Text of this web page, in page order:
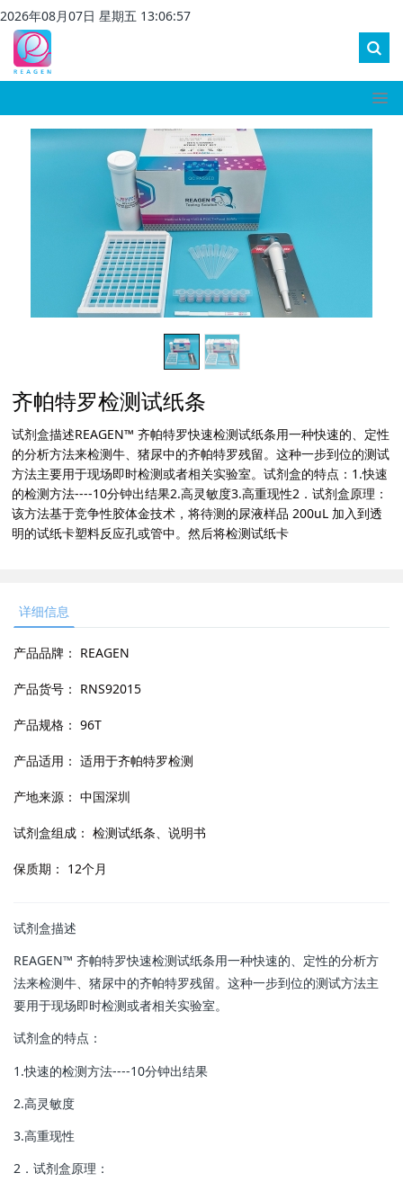
2026年08月07日 星期五 13:06:57
齐帕特罗检测试纸条
试剂盒描述REAGEN™ 齐帕特罗快速检测试纸条用一种快速的、定性
的分析方法来检测牛、猪尿中的齐帕特罗残留。这种一步到位的测试
方法主要用于现场即时检测或者相关实验室。试剂盒的特点：1.快速
的检测方法----10分钟出结果2.高灵敏度3.高重现性2．试剂盒原理：
该方法基于竞争性胶体金技术，将待测的尿液样品 200uL 加入到透
明的试纸卡塑料反应孔或管中。然后将检测试纸卡
详细信息
产品品牌： REAGEN
产品货号： RNS92015
产品规格： 96T
产品适用： 适用于齐帕特罗检测
产地来源： 中国深圳
试剂盒组成： 检测试纸条、说明书
保质期： 12个月
试剂盒描述
REAGEN™ 齐帕特罗快速检测试纸条用一种快速的、定性的分析方
法来检测牛、猪尿中的齐帕特罗残留。这种一步到位的测试方法主
要用于现场即时检测或者相关实验室。
试剂盒的特点：
1.快速的检测方法----10分钟出结果
2.高灵敏度
3.高重现性
2．试剂盒原理：